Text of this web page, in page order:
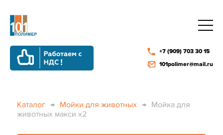
+7 (909) 703 30 15
101polimer@mail.ru
Каталог → Мойки для животных → Мойка для
животных макси х2